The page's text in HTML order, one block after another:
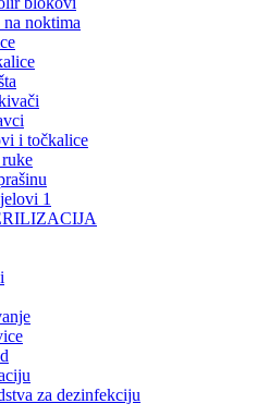
noktima
i točkalice
1
za dezinfekciju